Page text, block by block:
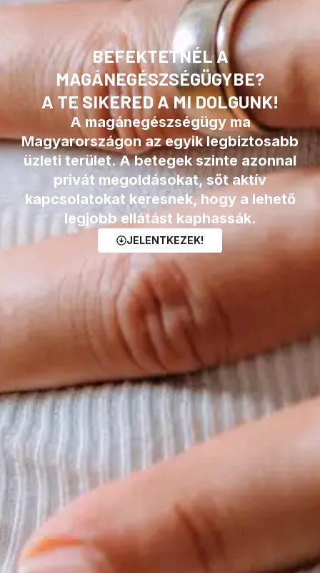
BEFEKTETNÉL A
MAGÁNEGÉSZSÉGÜGYBE?
A TE SIKERED A MI DOLGUNK!
A magánegészségügy ma
Magyarországon az egyik legbiztosabb
üzleti terület. A betegek szinte azonnal
privát megoldásokat, sőt aktív
kapcsolatokat keresnek, hogy a lehető
legjobb ellátást kaphassák.
JELENTKEZEK!